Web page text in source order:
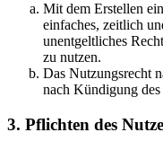
Mit dem Erstellen
einfaches, zeitlich
unentgeltliches
zu nutzen.
Das Nutzungsrecht
nach Kündigung des
3. Pflichten des